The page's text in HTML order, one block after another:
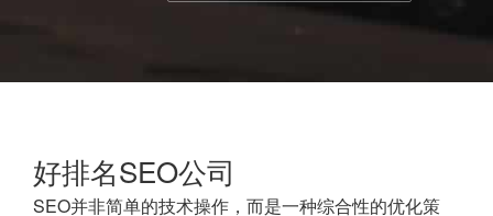
好排名SEO公司
SEO并非简单的技术操作，而是一种综合性的优化策